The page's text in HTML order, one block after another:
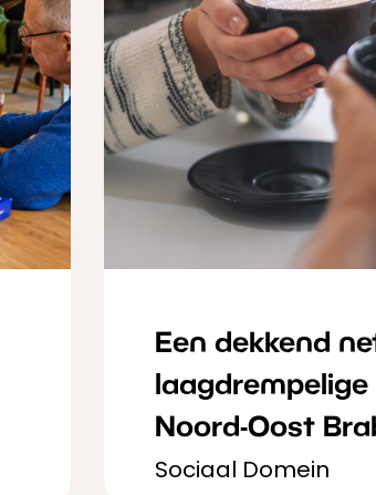
Een dekkend
Noord-Oost
Sociaal Domein